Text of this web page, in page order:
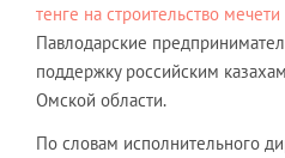
тенге на строительство
Павлодарские
поддержку российским
Омской области.
По словам исполнительного